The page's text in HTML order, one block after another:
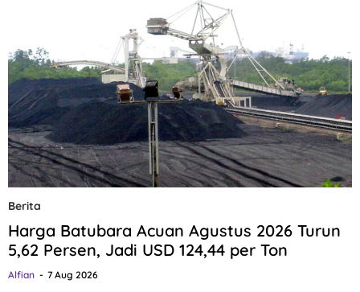
Berita
Harga Batubara Acuan Agustus 2026 Turun
5,62 Persen, Jadi USD 124,44 per Ton
Alfian 7 Aug 2026